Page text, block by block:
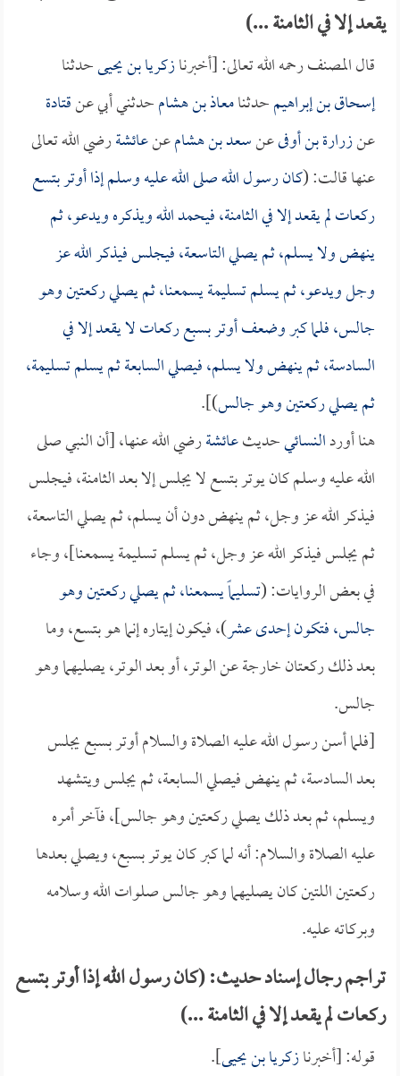
يقعد إلا في الثامنة ...)
قال المصنف رحمه الله تعالى: [أخبرنازكريا بن يحيىحدثنا
إسحاق بن إبراهيمحدثنامعاذ بن هشامحدثني أبي عنقتادة
عنزرارة بن أوفىعنسعد بن هشامعنعائشةرضي الله تعالى
عنها قالت: (كان رسول الله صلى الله عليه وسلم إذا أوتر بتسع
ركعات لم يقعد إلا في الثامنة، فيحمد الله ويذكره ويدعو، ثم
ينهض ولا يسلم، ثم يصلي التاسعة، فيجلس فيذكر الله عز
وجل ويدعو، ثم يسلم تسليمة يسمعنا، ثم يصلي ركعتين وهو
جالس، فلما كبر وضعف أوتر بسبع ركعات لا يقعد إلا في
السادسة، ثم ينهض ولا يسلم، فيصلي السابعة ثم يسلم تسليمة،
ثم يصلي ركعتين وهو جالس)].
هنا أوردالنسائيحديثعائشةرضي الله عنها، [أن النبي صلى
الله عليه وسلم كان يوتر بتسع لا يجلس إلا بعد الثامنة، فيجلس
فيذكر الله عز وجل، ثم ينهض دون أن يسلم، ثم يصلي التاسعة،
ثم يجلس فيذكر الله عز وجل، ثم يسلم تسليمة يسمعنا]، وجاء
في بعض الروايات: (تسليماً يسمعنا، ثم يصلي ركعتين وهو
جالس، فتكون إحدى عشر)، فيكون إيتاره إنما هو بتسع، وما
بعد ذلك ركعتان خارجة عن الوتر، أو بعد الوتر، يصليهما وهو
جالس.
[فلما أسن رسول الله عليه الصلاة والسلام أوتر بسبع يجلس
بعد السادسة، ثم ينهض فيصلي السابعة، ثم يجلس ويتشهد
ويسلم، ثم بعد ذلك يصلي ركعتين وهو جالس]، فآخر أمره
عليه الصلاة والسلام: أنه لما كبر كان يوتر بسبع، ويصلي بعدها
ركعتين اللتين كان يصليهما وهو جالس صلوات الله وسلامه
وبركاته عليه.
تراجم رجال إسناد حديث: (كان رسول الله إذا أوتر بتسع
ركعات لم يقعد إلا في الثامنة ...)
قوله: [أخبرنازكريا بن يحيى].